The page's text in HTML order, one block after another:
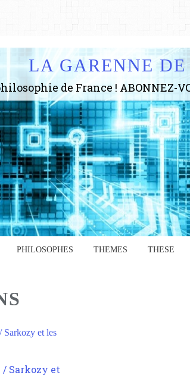
LA GARENNE
PHILOSOPHES THEMES THESE
et les